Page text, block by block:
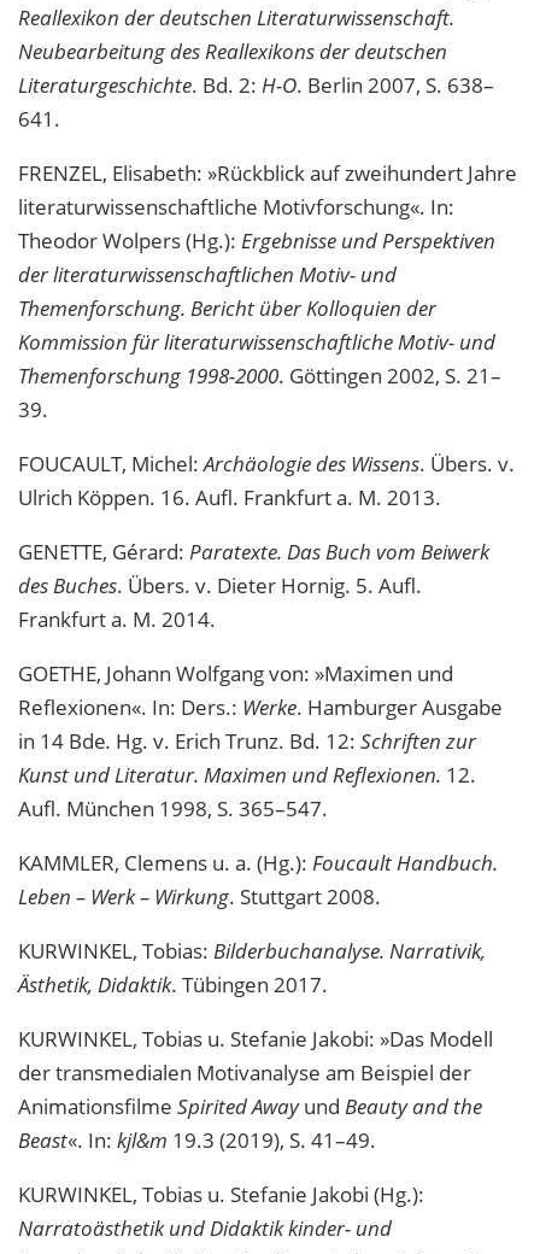
Reallexikon der deutschen Literaturwissenschaft.
Neubearbeitung des Reallexikons der deutschen
Literaturgeschichte. Bd. 2: H-O. Berlin 2007, S. 638–
641.
FRENZEL, Elisabeth: »Rückblick auf zweihundert Jahre
literaturwissenschaftliche Motivforschung«. In:
Theodor Wolpers (Hg.): Ergebnisse und Perspektiven
der literaturwissenschaftlichen Motiv- und
Themenforschung. Bericht über Kolloquien der
Kommission für literaturwissenschaftliche Motiv- und
Themenforschung 1998-2000. Göttingen 2002, S. 21–
39.
FOUCAULT, Michel:Archäologie des Wissens. Übers. v.
Ulrich Köppen. 16. Aufl. Frankfurt a. M. 2013.
GENETTE, Gérard: Paratexte. Das Buch vom Beiwerk
des Buches. Übers. v. Dieter Hornig. 5. Aufl.
Frankfurt a. M. 2014.
GOETHE, Johann Wolfgang von: »Maximen und
Reflexionen«. In: Ders.: Werke. Hamburger Ausgabe
in 14 Bde. Hg. v. Erich Trunz. Bd. 12: Schriften zur
Kunst und Literatur. Maximen und Reflexionen. 12.
Aufl. München 1998, S. 365–547.
KAMMLER, Clemens u. a. (Hg.): Foucault Handbuch.
Leben – Werk – Wirkung. Stuttgart 2008.
KURWINKEL, Tobias: Bilderbuchanalyse. Narrativik,
Ästhetik, Didaktik. Tübingen 2017.
KURWINKEL, Tobias u. Stefanie Jakobi: »Das Modell
der transmedialen Motivanalyse am Beispiel der
Animationsfilme Spirited Awayund Beauty and the
Beast«. In: kjl&m 19.3 (2019), S. 41–49.
KURWINKEL, Tobias u. Stefanie Jakobi (Hg.):
Narratoästhetik und Didaktik kinder- und